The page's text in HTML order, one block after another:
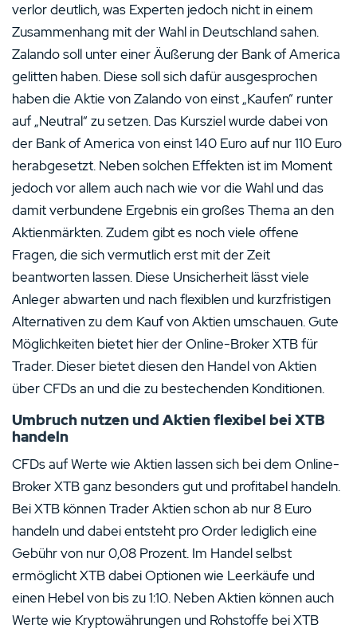
verlor deutlich, was Experten jedoch nicht in einem
Zusammenhang mit der Wahl in Deutschland sahen.
Zalando soll unter einer Äußerung der Bank of America
gelitten haben. Diese soll sich dafür ausgesprochen
haben die Aktie von Zalando von einst „Kaufen“ runter
auf „Neutral“ zu setzen. Das Kursziel wurde dabei von
der Bank of America von einst 140 Euro auf nur 110 Euro
herabgesetzt. Neben solchen Effekten ist im Moment
jedoch vor allem auch nach wie vor die Wahl und das
damit verbundene Ergebnis ein großes Thema an den
Aktienmärkten. Zudem gibt es noch viele offene
Fragen, die sich vermutlich erst mit der Zeit
beantworten lassen. Diese Unsicherheit lässt viele
Anleger abwarten und nach flexiblen und kurzfristigen
Alternativen zu dem Kauf von Aktien umschauen. Gute
Möglichkeiten bietet hier der Online-Broker XTB für
Trader. Dieser bietet diesen den Handel von Aktien
über CFDs an und die zu bestechenden Konditionen.
Umbruch nutzen und Aktien flexibel bei XTB
handeln
CFDs auf Werte wie Aktien lassen sich bei dem Online-
Broker XTB ganz besonders gut und profitabel handeln.
Bei XTB können Trader Aktien schon ab nur 8 Euro
handeln und dabei entsteht pro Order lediglich eine
Gebühr von nur 0,08 Prozent. Im Handel selbst
ermöglicht XTB dabei Optionen wie Leerkäufe und
einen Hebel von bis zu 1:10. Neben Aktien können auch
Werte wie Kryptowährungen und Rohstoffe bei XTB